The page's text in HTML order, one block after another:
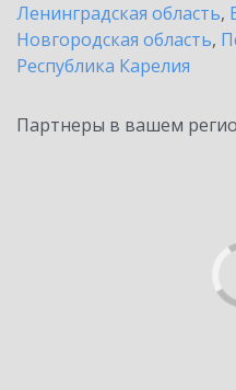
Ленинградская область,
Новгородская область,
Республика Карелия
Партнеры в вашем